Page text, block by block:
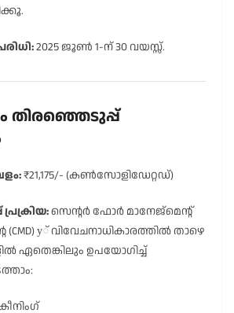
2025 ജൂൺ 1-ന് 30 വയസ്സ്.
തിരഞ്ഞെടുപ്പ്
₹21,175/- (കൺസോളിഡേറ്റഡ്)
സെന്റർ ഫോർ മാനേജ്മെൻ്റ്
(CMD) у് വിവേചനാധികാരത്തിൽ താഴെ
ഏതെങ്കിലും ഉപയോഗിച്ച്